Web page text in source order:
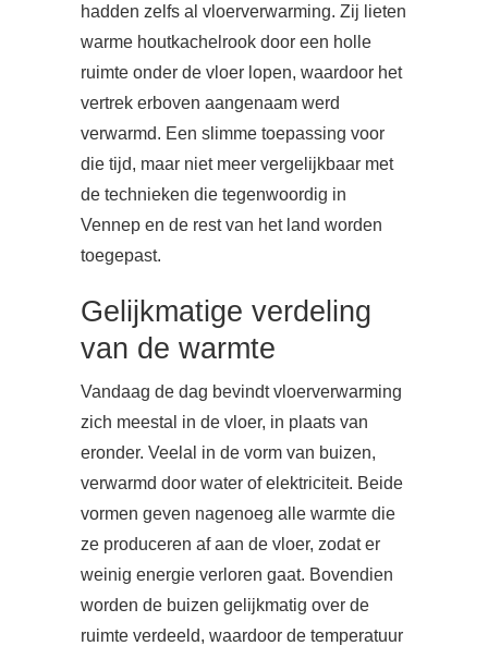
hadden zelfs al vloerverwarming. Zij lieten
warme houtkachelrook door een holle
ruimte onder de vloer lopen, waardoor het
vertrek erboven aangenaam werd
verwarmd. Een slimme toepassing voor
die tijd, maar niet meer vergelijkbaar met
de technieken die tegenwoordig in
Vennep en de rest van het land worden
toegepast.
Gelijkmatige verdeling
van de warmte
Vandaag de dag bevindt vloerverwarming
zich meestal in de vloer, in plaats van
eronder. Veelal in de vorm van buizen,
verwarmd door water of elektriciteit. Beide
vormen geven nagenoeg alle warmte die
ze produceren af aan de vloer, zodat er
weinig energie verloren gaat. Bovendien
worden de buizen gelijkmatig over de
ruimte verdeeld, waardoor de temperatuur